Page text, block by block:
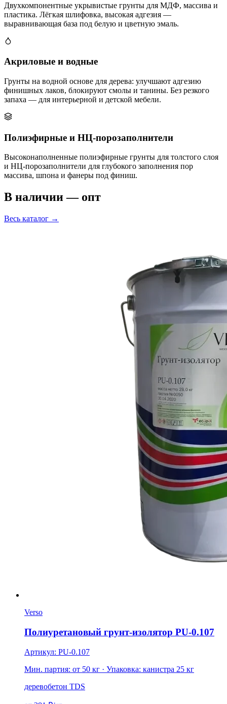
Двухкомпонентные укрывистые грунты для МДФ, массива и
пластика. Лёгкая шлифовка, высокая адгезия —
выравнивающая база под белую и цветную эмаль.
Акриловые и водные
Грунты на водной основе для дерева: улучшают адгезию
финишных лаков, блокируют смолы и танины. Без резкого
запаха — для интерьерной и детской мебели.
Полиэфирные и НЦ-порозаполнители
Высоконаполненные полиэфирные грунты для толстого слоя
и НЦ-порозаполнители для глубокого заполнения пор
массива, шпона и фанеры под финиш.
В наличии — опт
Весь каталог →
Verso
Полиуретановый грунт-изолятор PU-0.107
Артикул: PU-0.107
Мин. партия: от 50 кг · Упаковка: канистра 25 кг
деревобетон TDS